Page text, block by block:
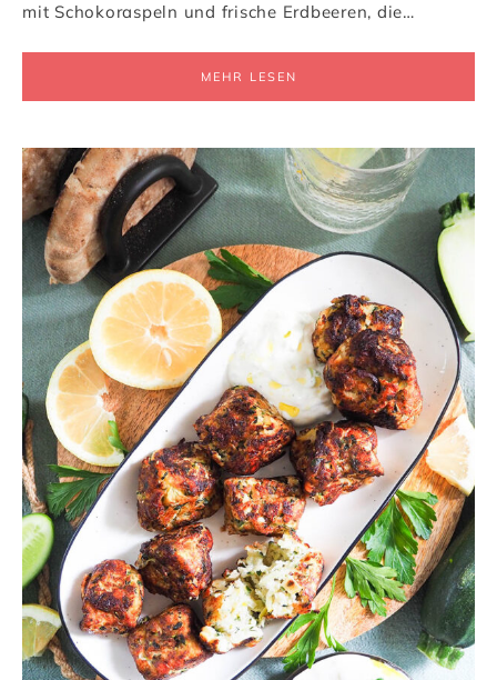
mit Schokoraspeln und frische Erdbeeren, die…
MEHR LESEN